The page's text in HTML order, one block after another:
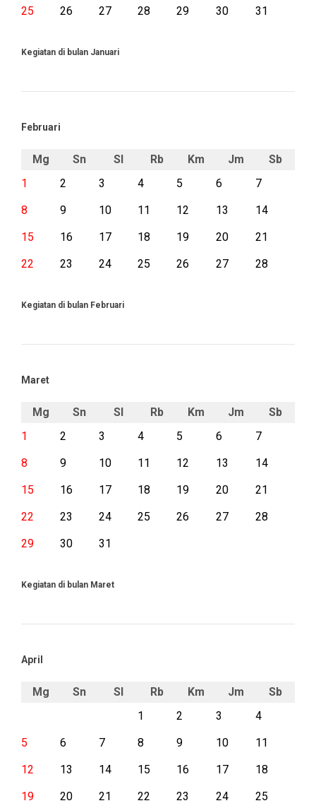
25
26 27 28 29 30 31
Kegiatan di bulan Januari
Februari
Mg Sn Sl Rb Km Jm
Sb
1
2 3 4 5 6
7
8
9 10 11 12 13
14
15
16 17 18 19 20
21
22
23 24 25 26 27 28
Kegiatan di bulan Februari
Maret
Mg Sn Sl Rb Km Jm
Sb
1
2 3 4 5 6
7
8
9 10 11 12 13
14
15
16 17 18 19 20
21
22
23 24 25 26 27
28
29
30 31
Kegiatan di bulan Maret
April
Mg Sn Sl Rb Km Jm
Sb
1
2 3
4
5
6 7 8 9 10
11
12
13 14 15 16 17
18
19
20 21 22 23 24
25